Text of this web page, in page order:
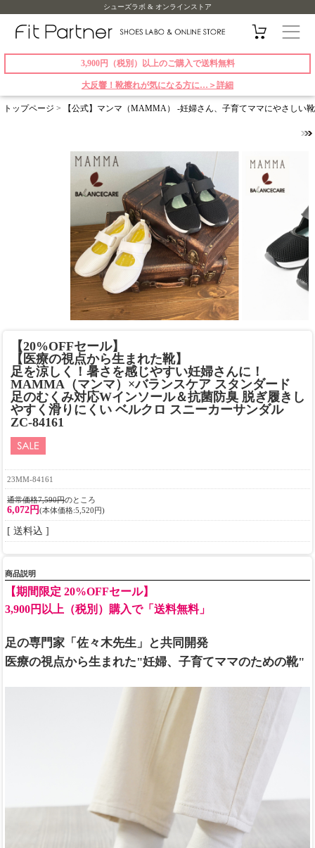
シューズラボ & オンラインストア
3,900円（税別）以上のご購入で送料無料
大反響！靴擦れが気になる方に…＞詳細
トップページ > 【公式】マンマ（MAMMA） -妊婦さん、子育てママにやさしい
【20%OFFセール】
【医療の視点から生まれた靴】
足を涼しく！暑さを感じやすい妊婦さんに！
MAMMA（マンマ）×バランスケア スタンダード
足のむくみ対応Wインソール＆抗菌防臭 脱ぎ履きし
やすく滑りにくい ベルクロ スニーカーサンダル
ZC-84161
23MM-84161
通常価格7,590円のところ
6,072円(本体価格:5,520円)
[ 送料込 ]
商品説明
【期間限定 20%OFFセール】
3,900円以上（税別）購入で「送料無料」
足の専門家「佐々木先生」と共同開発
医療の視点から生まれた"妊婦、子育てママのための靴"